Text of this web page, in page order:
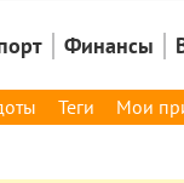
Финансы
Теги Мои